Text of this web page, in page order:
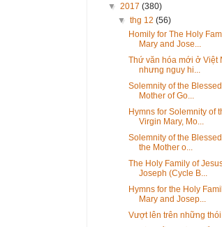
▼ 2017 (380)
▼thg 12(56)
Homily for The Holy
Mary and Jose...
Thứ văn hóa mới ở Việt
nhưng nguy hi...
Solemnity of the
Mother of Go...
Hymns for Solemnity of
Virgin Mary, Mo...
Solemnity of the
the Mother o...
The Holy Family of
Joseph (Cycle B...
Hymns for the Holy
Mary and Josep...
Vượt lên trên những